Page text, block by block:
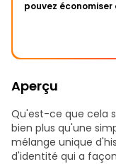
pouvez
Aperçu
Qu'est-ce que cela
bien plus qu'une
mélange unique
d'identité qui a